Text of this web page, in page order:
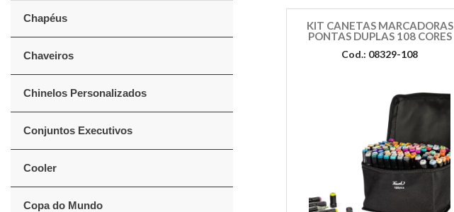
Chapéus
Chaveiros
Chinelos Personalizados
Conjuntos Executivos
Cooler
Copa do Mundo
KIT CANETAS MARCADORAS
PONTAS DUPLAS 108 CORES
Cod.: 08329-108